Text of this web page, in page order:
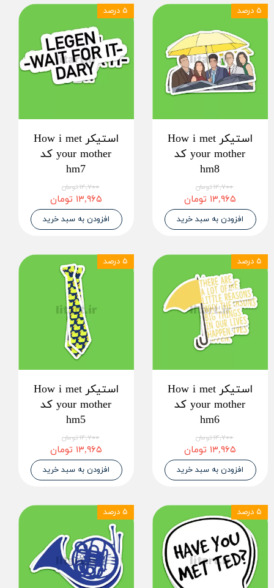
استیکر How i met
your mother کد
hm8
۱۴,۷۰۰ تومان
۱۳,۹۶۵ تومان
افزودن به سبد خرید
۵ درصد
استیکر How i met
your mother کد
hm7
۱۴,۷۰۰ تومان
۱۳,۹۶۵ تومان
افزودن به سبد خرید
۵ درصد
استیکر How i met
your mother کد
hm6
۱۴,۷۰۰ تومان
۱۳,۹۶۵ تومان
افزودن به سبد خرید
۵ درصد
استیکر How i met
your mother کد
hm5
۱۴,۷۰۰ تومان
۱۳,۹۶۵ تومان
افزودن به سبد خرید
۵ درصد
۵ درصد ۵ درصد